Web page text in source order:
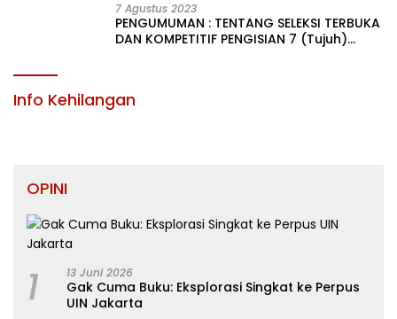
7 Agustus 2023
PENGUMUMAN : TENTANG SELEKSI TERBUKA
DAN KOMPETITIF PENGISIAN 7 (Tujuh)
Info Kehilangan
OPINI
1 13 Juni 2026
Gak Cuma Buku: Eksplorasi Singkat ke Perpus
UIN Jakarta